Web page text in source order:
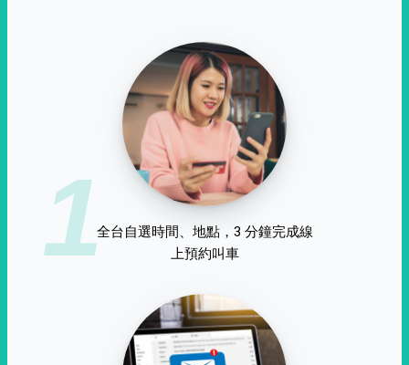
1全台自選時間、地點，3 分鐘完成線
上預約叫車